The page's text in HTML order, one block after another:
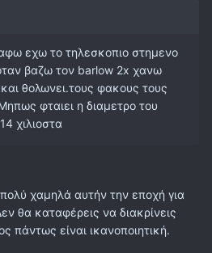
εχω το τηλεσκοπιο στημενο
βαζω τον barlow 2x χανω
θολωνει.τους φακους τους
φταιει η διαμετρο του
χιλιοστα
πολύ χαμηλά αυτήν την εποχή για
θα καταφέρεις να διακρίνεις
πάντως είναι ικανοποιητική.